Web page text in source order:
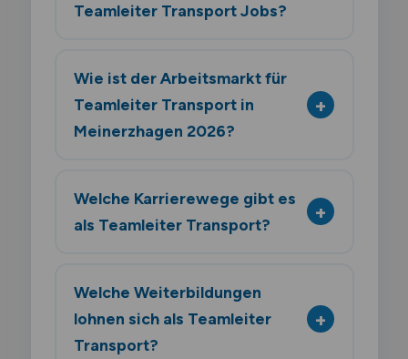
Teamleiter Transport Jobs?
Wie ist der Arbeitsmarkt für
Teamleiter Transport in
Meinerzhagen 2026?
Welche Karrierewege gibt es
als Teamleiter Transport?
Welche Weiterbildungen
lohnen sich als Teamleiter
Transport?